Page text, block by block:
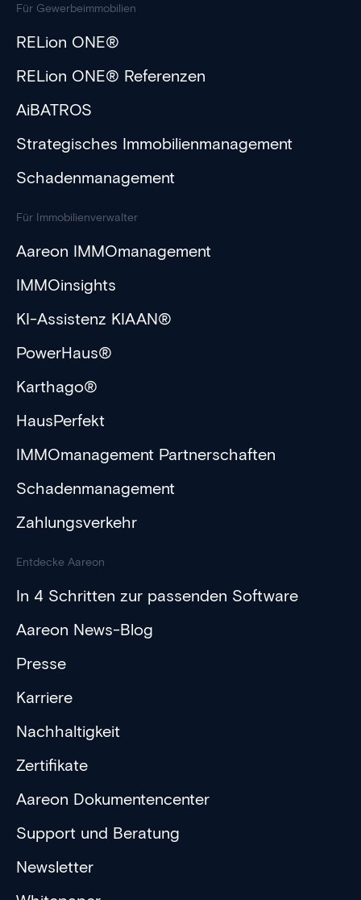
Für Gewerbeimmobilien
RELion ONE®
RELion ONE® Referenzen
AiBATROS
Strategisches Immobilienmanagement
Schadenmanagement
Für Immobilienverwalter
Aareon IMMOmanagement
IMMOinsights
KI-Assistenz KIAAN®
PowerHaus®
Karthago®
HausPerfekt
IMMOmanagement Partnerschaften
Schadenmanagement
Zahlungsverkehr
Entdecke Aareon
In 4 Schritten zur passenden Software
Aareon News-Blog
Presse
Karriere
Nachhaltigkeit
Zertifikate
Aareon Dokumentencenter
Support und Beratung
Newsletter